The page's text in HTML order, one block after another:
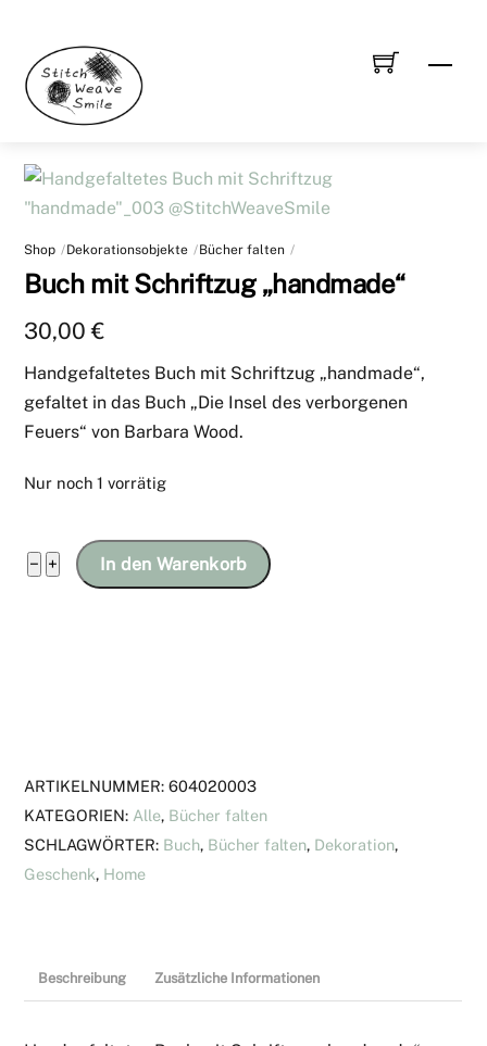
content
Shop Dekorationsobjekte Bücher falten
Buch mit Schriftzug „handmade“
30,00€
Handgefaltetes Buch mit Schriftzug „handmade“,
gefaltet in das Buch „Die Insel des verborgenen
Feuers“ von Barbara Wood.
Nur noch 1 vorrätig
− Buch
+ In den Warenkorb
ARTIKELNUMMER:604020003
KATEGORIEN: Alle, Bücher falten
SCHLAGWÖRTER: Buch, Bücher falten, Dekoration,
Geschenk, Home
Beschreibung Zusätzliche Informationen